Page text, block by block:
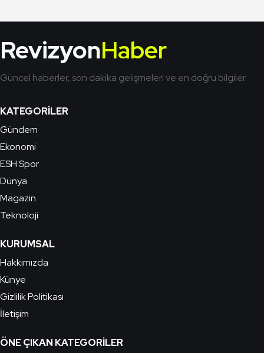
RevizyonHaber
Güncel haberler, son dakika gelişmeleri ve en doğru bilgiler.
KATEGORILER
Gündem
Ekonomi
ESH Spor
Dünya
Magazin
Teknoloji
KURUMSAL
Hakkımızda
Künye
Gizlilik Politikası
İletişim
ÖNE ÇIKAN KATEGORILER